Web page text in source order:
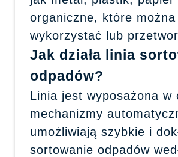
organiczne, które można
wykorzystać lub
Jak działa linia
odpadów?
Linia jest wyposażona w
mechanizmy
umożliwiają szybkie i
sortowanie odpadów